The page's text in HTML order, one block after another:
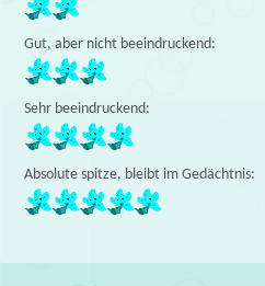
Gut, aber nicht beeindruckend:
Sehr beeindruckend:
Absolute spitze, bleibt im Gedächtnis: